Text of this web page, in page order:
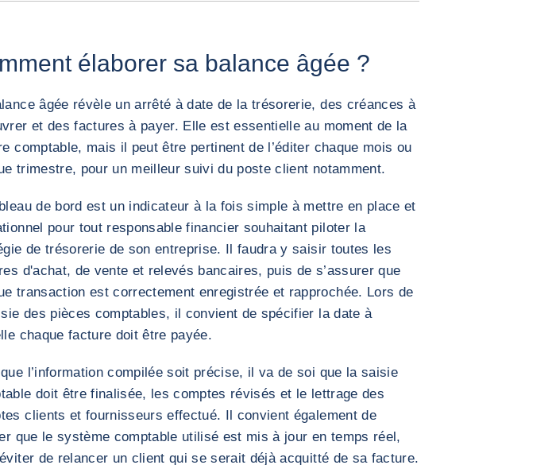
élaborer sa balance âgée ?
âgée révèle un arrêté à date de la trésorerie, des créances à
et des factures à payer. Elle est essentielle au moment de la
comptable, mais il peut être pertinent de l’éditer chaque mois ou
trimestre, pour un meilleur suivi du poste client notamment.
de bord est un indicateur à la fois simple à mettre en place et
pour tout responsable financier souhaitant piloter la
de trésorerie de son entreprise. Il faudra y saisir toutes les
d'achat, de vente et relevés bancaires, puis de s’assurer que
transaction est correctement enregistrée et rapprochée. Lors de
des pièces comptables, il convient de spécifier la date à
chaque facture doit être payée.
l’information compilée soit précise, il va de soi que la saisie
doit être finalisée, les comptes révisés et le lettrage des
clients et fournisseurs effectué. Il convient également de
que le système comptable utilisé est mis à jour en temps réel,
de relancer un client qui se serait déjà acquitté de sa facture.